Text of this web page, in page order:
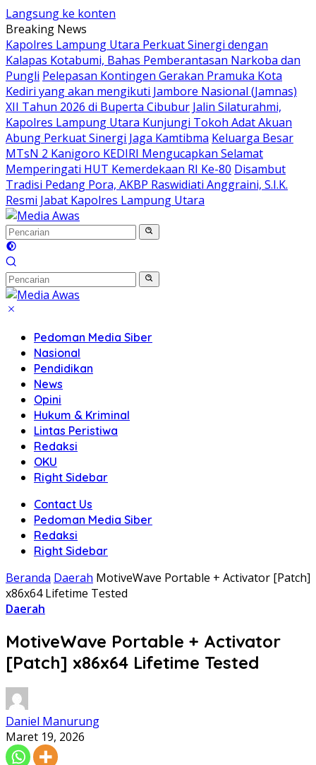
Langsung ke konten
Breaking News
Kapolres Lampung Utara Perkuat Sinergi dengan
Kalapas Kotabumi, Bahas Pemberantasan Narkoba dan
Pungli Pelepasan Kontingen Gerakan Pramuka Kota
Kediri yang akan mengikuti Jambore Nasional (Jamnas)
XII Tahun 2026 di Buperta Cibubur Jalin Silaturahmi,
Kapolres Lampung Utara Kunjungi Tokoh Adat Akuan
Abung Perkuat Sinergi Jaga Kamtibma Keluarga Besar
MTsN 2 Kanigoro KEDIRI Mengucapkan Selamat
Memperingati HUT Kemerdekaan RI Ke-80 Disambut
Tradisi Pedang Pora, AKBP Raswidiati Anggraini, S.I.K.
Resmi Jabat Kapolres Lampung Utara
Pedoman Media Siber
Nasional
Pendidikan
News
Opini
Hukum & Kriminal
Lintas Peristiwa
Redaksi
OKU
Right Sidebar
Contact Us
Pedoman Media Siber
Redaksi
Right Sidebar
Beranda Daerah MotiveWave Portable + Activator [Patch]
x86x64 Lifetime Tested
Daerah
MotiveWave Portable + Activator
[Patch] x86x64 Lifetime Tested
Daniel Manurung
Maret 19, 2026